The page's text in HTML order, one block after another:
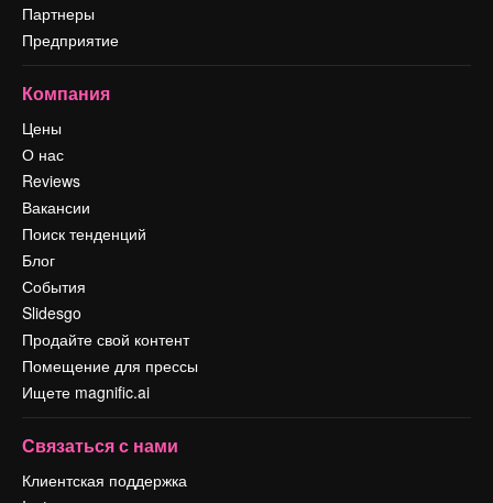
Партнеры
Предприятие
Компания
Цены
О нас
Reviews
Вакансии
Поиск тенденций
Блог
События
Slidesgo
Продайте свой контент
Помещение для прессы
Ищете magnific.ai
Связаться с нами
Клиентская поддержка